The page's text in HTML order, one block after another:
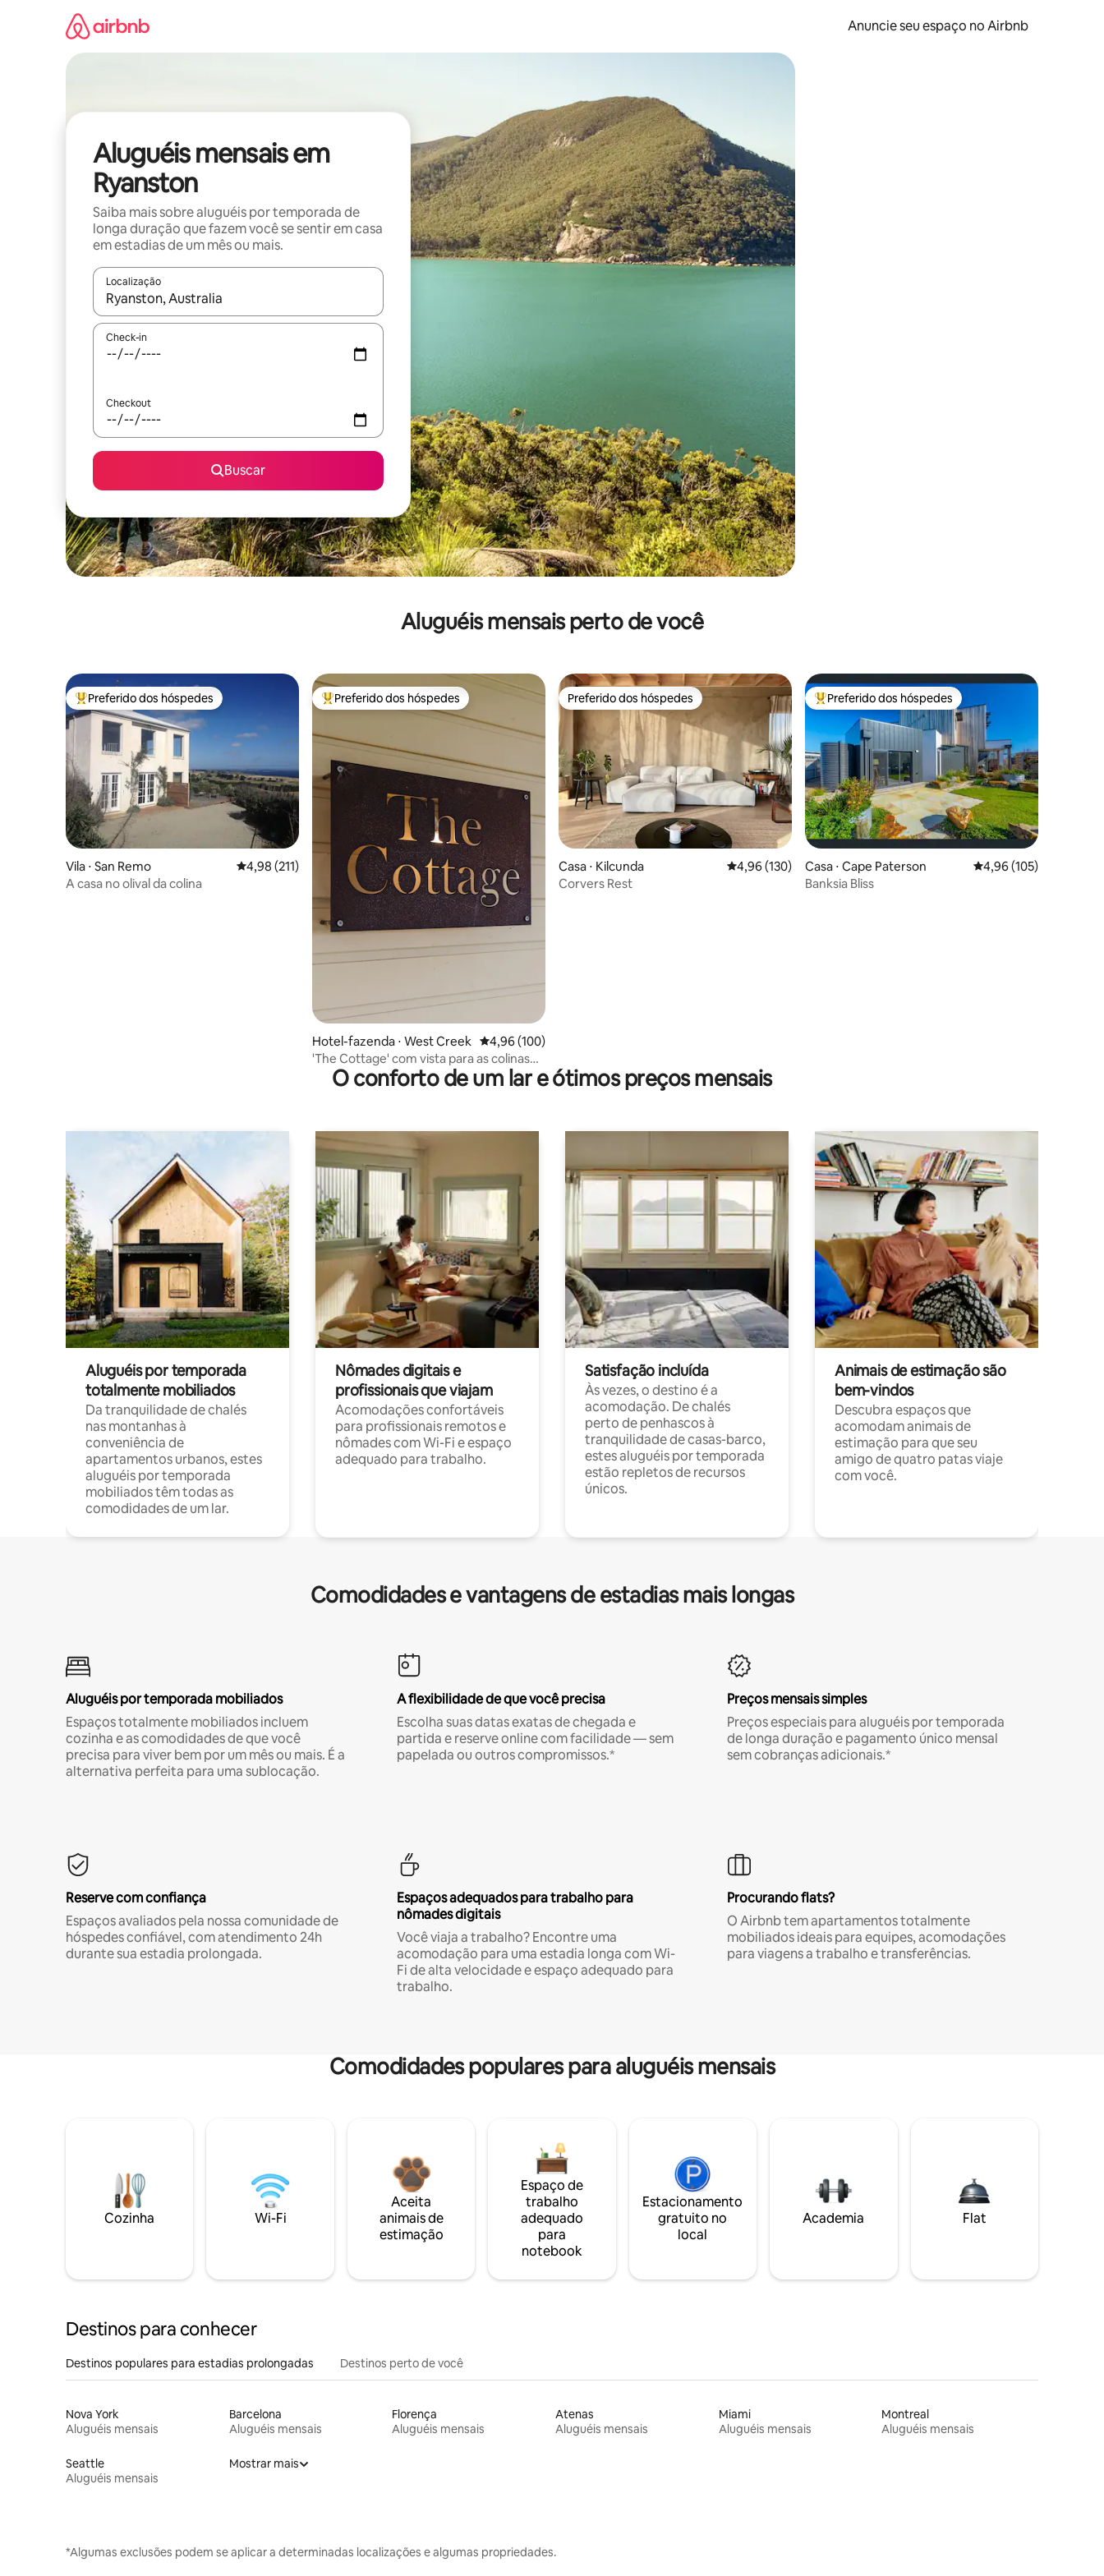
Anuncie seu espaço no Airbnb
Aluguéis mensais em
Ryanston
Saiba mais sobre aluguéis por temporada de
longa duração que fazem você se sentir em casa
em estadias de um mês ou mais.
Localização
Quando os resultados estiverem disponíveis, explore-os usando as seta para cima e para baixo do teclado ou tocando e deslizando o dedo na tela.
Check-in
Checkout
Buscar
Aluguéis mensais perto de você
Entre os melhores preferidos dos hóspedes
Preferido dos hóspedes
Vila ⋅ San Remo 4,98 de uma avaliação média de 5, 211 avaliações
4,98 (211)
A casa no olival da colina
Entre os melhores preferidos dos hóspedes
Preferido dos hóspedes
Hotel-fazenda ⋅ West Creek 4,96 de uma avaliação média de 5, 100 avaliações
4,96 (100)
'The Cottage' com vista para as colinas
de Bass Coast
Preferido dos hóspedes
Preferido dos hóspedes
Casa ⋅ Kilcunda 4,96 de uma avaliação média de 5, 130 avaliações
4,96 (130)
Corvers Rest
Entre os melhores preferidos dos hóspedes
Preferido dos hóspedes
Casa ⋅ Cape Paterson 4,96 de uma avaliação
4,96 (105)
Banksia Bliss
O conforto de um lar e ótimos preços mensais
Aluguéis por temporada
totalmente mobiliados
Da tranquilidade de chalés
nas montanhas à
conveniência de
apartamentos urbanos, estes
aluguéis por temporada
mobiliados têm todas as
comodidades de um lar.
Nômades digitais e
profissionais que viajam
Acomodações confortáveis
para profissionais remotos e
nômades com Wi-Fi e espaço
adequado para trabalho.
Satisfação incluída
Às vezes, o destino é a
acomodação. De chalés
perto de penhascos à
tranquilidade de casas-barco,
estes aluguéis por temporada
estão repletos de recursos
únicos.
Animais de estimação são
bem-vindos
Descubra espaços que
acomodam animais de
estimação para que seu
amigo de quatro patas viaje
com você.
Comodidades e vantagens de estadias mais longas
Aluguéis por temporada mobiliados
Espaços totalmente mobiliados incluem
cozinha e as comodidades de que você
precisa para viver bem por um mês ou mais. É a
alternativa perfeita para uma sublocação.
A flexibilidade de que você precisa
Escolha suas datas exatas de chegada e
partida e reserve online com facilidade — sem
papelada ou outros compromissos.*
Preços mensais simples
Preços especiais para aluguéis por temporada
de longa duração e pagamento único mensal
sem cobranças adicionais.*
Reserve com confiança
Espaços avaliados pela nossa comunidade de
hóspedes confiável, com atendimento 24h
durante sua estadia prolongada.
Espaços adequados para trabalho para
nômades digitais
Você viaja a trabalho? Encontre uma
acomodação para uma estadia longa com Wi-
Fi de alta velocidade e espaço adequado para
trabalho.
Procurando flats?
O Airbnb tem apartamentos totalmente
mobiliados ideais para equipes, acomodações
para viagens a trabalho e transferências.
Comodidades populares para aluguéis mensais
Cozinha Wi-Fi
Aceita
animais de
estimação
Espaço de
trabalho
adequado
para
notebook
Estacionamento
gratuito no
local
Academia Flat
Destinos para conhecer
Destinos populares para estadias prolongadas Destinos perto de você
Nova York
Aluguéis mensais
Barcelona
Aluguéis mensais
Florença
Aluguéis mensais
Atenas
Aluguéis mensais
Miami
Aluguéis mensais
Montreal
Aluguéis mensais
Seattle
Aluguéis mensais
Mostrar mais
*Algumas exclusões podem se aplicar a determinadas localizações e algumas propriedades.